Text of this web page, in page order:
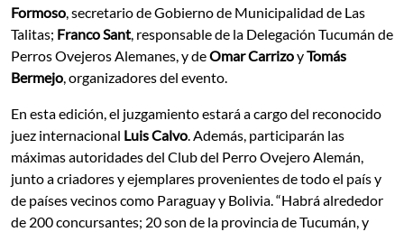
Formoso, secretario de Gobierno de Municipalidad de Las
Talitas; Franco Sant, responsable de la Delegación Tucumán de
Perros Ovejeros Alemanes, y deOmar CarrizoyTomás
Bermejo, organizadores del evento.
En esta edición, el juzgamiento estará a cargo del reconocido
juez internacional Luis Calvo. Además, participarán las
máximas autoridades del Club del Perro Ovejero Alemán,
junto a criadores y ejemplares provenientes de todo el país y
de países vecinos como Paraguay y Bolivia. “Habrá alrededor
de 200 concursantes; 20 son de la provincia de Tucumán, y